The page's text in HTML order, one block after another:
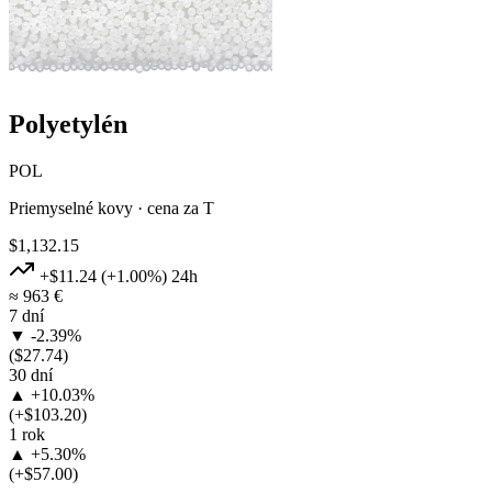
Polyetylén
POL
Priemyselné kovy · cena za T
$1,132.15
+$11.24 (+1.00%) 24h
≈ 963 €
7 dní
▼ -2.39%
($27.74)
30 dní
▲ +10.03%
(+$103.20)
1 rok
▲ +5.30%
(+$57.00)